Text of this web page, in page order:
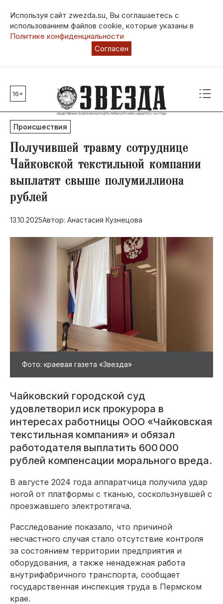
Используя сайт zwezda.su, Вы соглашаетесь с
использованием файлов cookie, которые указаны в
Политике конфиденциальности
Согласен
Главные темы
80 лет Победы
Молодежная столица РФ
СВО
Выборы в Пермском крае
Инфраструктура
Благоустройство
16+
Происшествия
​Получившей травму сотруднице
Чайковской текстильной компании
выплатят свыше полумиллиона
рублей
13.10.2025Автор: Анастасия Кузнецова
Фото: краевая газета «Звезда»
Чайковский городской суд
удовлетворил иск прокурора в
интересах работницы ООО «Чайковская
текстильная компания» и обязал
работодателя выплатить 600 000
рублей компенсации морального вреда.
В августе 2024 года аппаратчица получила удар
ногой от платформы с тканью, соскользнувшей с
проезжавшего электротягача.
Расследование показало, что причиной
несчастного случая стало отсутствие контроля
за состоянием территории предприятия и
оборудования, а также ненадежная работа
внутрифабричного транспорта, сообщает
государственная инспекция труда в Пермском
крае.